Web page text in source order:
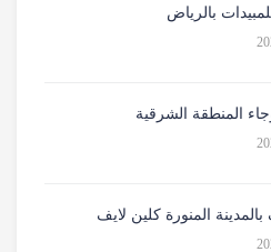
بالرياض
المنطقة الشرقية
المنورة كلين لايف